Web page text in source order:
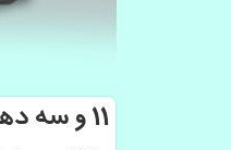
۱۱ و سه دهم میلیارد دلار خرج آب و كشاورزی شد